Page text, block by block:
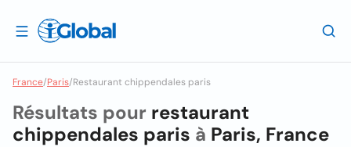
France/Paris/Restaurant chippendales paris
Résultats pour restaurant
chippendales paris à Paris, France